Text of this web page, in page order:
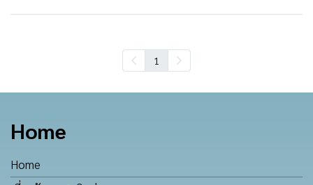
1
Home
Home